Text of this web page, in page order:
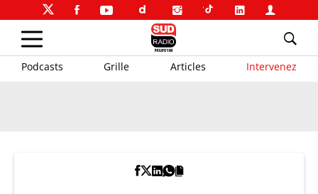
Podcasts Grille Articles Intervenez